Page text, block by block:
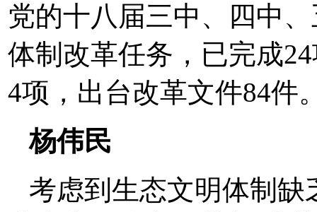
党的十八届三中、四中
体制改革任务，已完成
4项，出台改革文件84件
杨伟民
考虑到生态文明体制